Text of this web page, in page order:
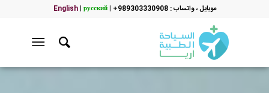
موبایل ، واتساب : 989303330908+ |
English| русский